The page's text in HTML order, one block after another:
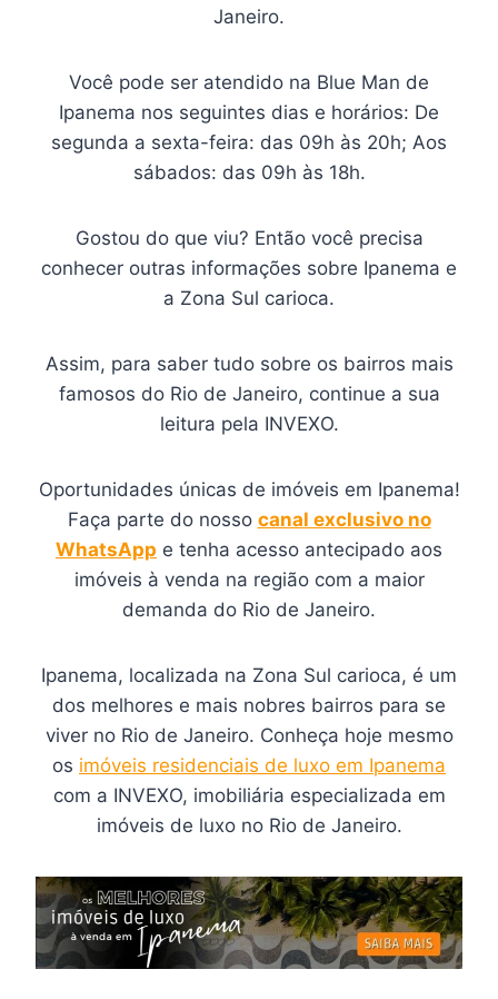
Janeiro.
Você pode ser atendido na Blue Man de
Ipanema nos seguintes dias e horários: De
segunda a sexta-feira: das 09h às 20h; Aos
sábados: das 09h às 18h.
Gostou do que viu? Então você precisa
conhecer outras informações sobre Ipanema e
a Zona Sul carioca.
Assim, para saber tudo sobre os bairros mais
famosos do Rio de Janeiro, continue a sua
leitura pela INVEXO.
Oportunidades únicas de imóveis em Ipanema!
Faça parte do nosso canal exclusivo no
WhatsApp e tenha acesso antecipado aos
imóveis à venda na região com a maior
demanda do Rio de Janeiro.
Ipanema, localizada na Zona Sul carioca, é um
dos melhores e mais nobres bairros para se
viver no Rio de Janeiro. Conheça hoje mesmo
os imóveis residenciais de luxo em Ipanema
com a INVEXO, imobiliária especializada em
imóveis de luxo no Rio de Janeiro.